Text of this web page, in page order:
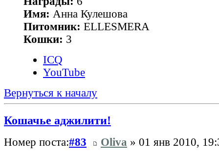
Имя: Анна Кулешова
Питомник: ELLESMERA
Кошки: 3
ICQ
YouTube
Вернуться к началу
Кошачье аджилити!
Номер поста:#83 Oliva » 01 янв 2010,